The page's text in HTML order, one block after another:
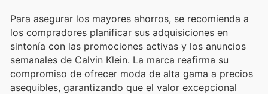
Para asegurar los mayores ahorros, se recomienda a
los compradores planificar sus adquisiciones en
sintonía con las promociones activas y los anuncios
semanales de Calvin Klein. La marca reafirma su
compromiso de ofrecer moda de alta gama a precios
asequibles, garantizando que el valor excepcional